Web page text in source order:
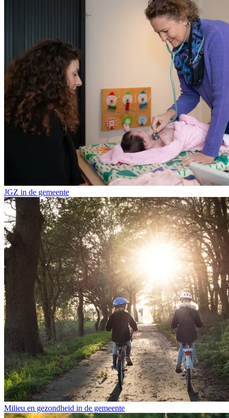
JGZ in de gemeente
Milieu en gezondheid in de gemeente